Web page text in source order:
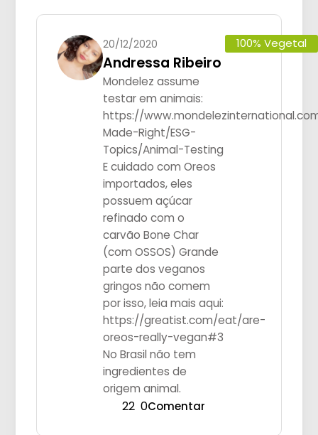
20/12/2020
Andressa Ribeiro
Mondelez assume
testar em animais:
https://
Made-Right/ESG-
Topics/Animal-Testing
E cuidado com Oreos
importados, eles
possuem açúcar
refinado com o
carvão Bone Char
(com OSSOS) Grande
parte dos veganos
gringos não comem
por isso, leia mais aqui:
https://greatist.com/eat/are-
oreos-really-vegan#3
No Brasil não tem
ingredientes de
origem animal.
100% Vegetal
22 0Comentar